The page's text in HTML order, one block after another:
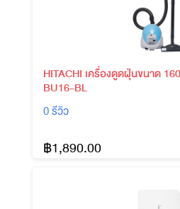
HITACHI เครื่องดูดฝุ่นขนาด
BU16-BL
0 รีวิว
฿1,890.00